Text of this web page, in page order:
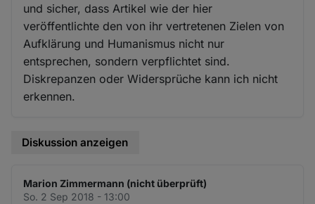
und sicher, dass Artikel wie der hier
veröffentlichte den von ihr vertretenen Zielen von
Aufklärung und Humanismus nicht nur
entsprechen, sondern verpflichtet sind.
Diskrepanzen oder Widersprüche kann ich nicht
erkennen.
Diskussion anzeigen
Marion Zimmermann (nicht überprüft)
So. 2 Sep 2018 - 13:00